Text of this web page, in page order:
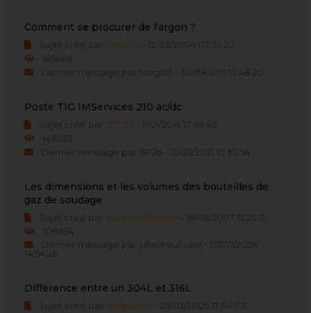
Comment se procurer de l'argon ?
Sujet créé par marco5 - 12/03/2006 07:34:23
145668
Dernier message par tangi29 - 30/08/2011 13:48:20
Poste TIG IMServices 210 ac/dc
Sujet créé par Tof_24 - 11/01/2014 17:49:45
143055
Dernier message par RP26 - 13/03/2021 10:53:54
Les dimensions et les volumes des bouteilles de
gaz de soudage
Sujet créé par Admin dusweld1 - 18/08/2007 12:25:10
108854
Dernier message par julientoulouse - 07/07/2024
14:54:26
Différence entre un 304L et 316L
Sujet créé par asdetrefle - 25/02/2005 17:04:03